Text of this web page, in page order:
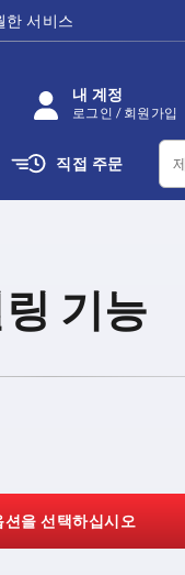
한 서비스
내 계정
로그인 / 회원가입
직접 주문
기능
션을 선택하십시오